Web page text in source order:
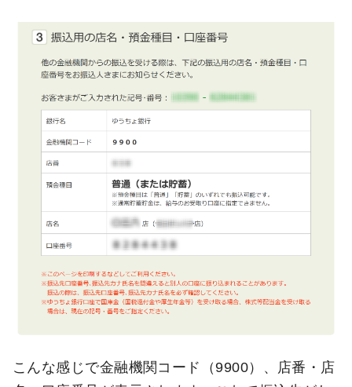
こんな感じで金融機関コード（9900）、店番・店